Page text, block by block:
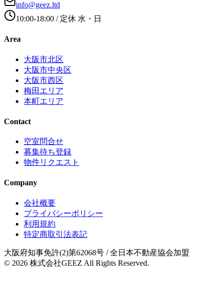
info@geez.ltd
10:00-18:00 / 定休 水・日
Area
大阪市北区
大阪市中央区
大阪市西区
梅田エリア
本町エリア
Contact
空室問合せ
募集待ち登録
物件リクエスト
Company
会社概要
プライバシーポリシー
利用規約
特定商取引法表記
大阪府知事免許(2)第62068号 / 全日本不動産協会加盟
© 2026 株式会社GEEZ All Rights Reserved.